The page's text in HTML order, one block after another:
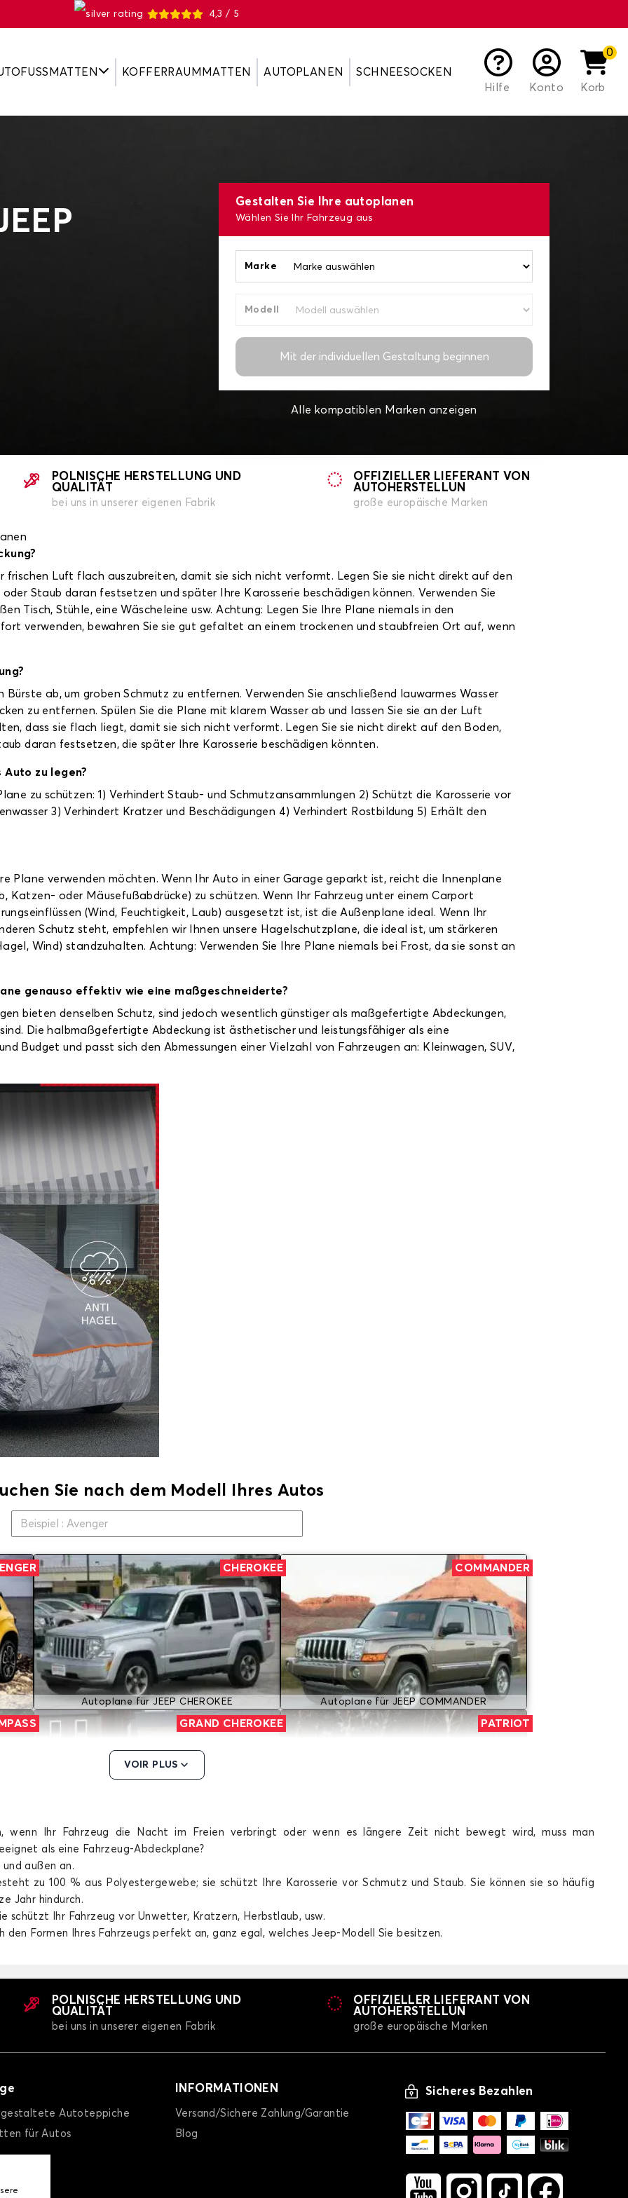
4,3 / 5
KOFFERRAUMMATTEN AUTOPLANEN
SCHNEESOCKEN
Hilfe
Konto
0
Korb
Gestalten Sie Ihre autoplanen
Wählen Sie Ihr Fahrzeug aus
Marke
Modell
Mit der individuellen Gestaltung beginnen
Alle kompatiblen Marken anzeigen
POLNISCHE HERSTELLUNG UND
QUALITÄT
bei uns in unserer eigenen Fabrik
OFFIZIELLER LIEFERANT VON
AUTOHERSTELLUN
große europäische Marken
frischen Luft flach auszubreiten, damit sie sich nicht verformt. Legen Sie sie nicht direkt auf den
Staub daran festsetzen und später Ihre Karosserie beschädigen können. Verwenden Sie
Tisch, Stühle, eine Wäscheleine usw. Achtung: Legen Sie Ihre Plane niemals in den
verwenden, bewahren Sie sie gut gefaltet an einem trockenen und staubfreien Ort auf, wenn
Bürste ab, um groben Schmutz zu entfernen. Verwenden Sie anschließend lauwarmes Wasser
zu entfernen. Spülen Sie die Plane mit klarem Wasser ab und lassen Sie sie an der Luft
dass sie flach liegt, damit sie sich nicht verformt. Legen Sie sie nicht direkt auf den Boden,
daran festsetzen, die später Ihre Karosserie beschädigen könnten.
Auto zu legen?
zu schützen: 1) Verhindert Staub- und Schmutzansammlungen 2) Schützt die Karosserie vor
3) Verhindert Kratzer und Beschädigungen 4) Verhindert Rostbildung 5) Erhält den
Plane verwenden möchten. Wenn Ihr Auto in einer Garage geparkt ist, reicht die Innenplane
Katzen- oder Mäusefußabdrücke) zu schützen. Wenn Ihr Fahrzeug unter einem Carport
(Wind, Feuchtigkeit, Laub) ausgesetzt ist, ist die Außenplane ideal. Wenn Ihr
Schutz steht, empfehlen wir Ihnen unsere Hagelschutzplane, die ideal ist, um stärkeren
Wind) standzuhalten. Achtung: Verwenden Sie Ihre Plane niemals bei Frost, da sie sonst an
genauso effektiv wie eine maßgeschneiderte?
bieten denselben Schutz, sind jedoch wesentlich günstiger als maßgefertigte Abdeckungen,
Die halbmaßgefertigte Abdeckung ist ästhetischer und leistungsfähiger als eine
Budget und passt sich den Abmessungen einer Vielzahl von Fahrzeugen an: Kleinwagen, SUV,
Sie nach dem Modell Ihres Autos
CHEROKEE
Autoplane für JEEP CHEROKEE
COMMANDER
Autoplane für JEEP COMMANDER
GRAND CHEROKEE
Autoplane für JEEP GRAND CHEROKEE
PATRIOT
RENEGADE
für JEEP RENEGADE
WRANGLER
Autoplane für JEEP WRANGLER
VOIR PLUS
wenn Ihr Fahrzeug die Nacht im Freien verbringt oder wenn es längere Zeit nicht bewegt wird, muss man
als eine Fahrzeug-Abdeckplane?
außen an.
zu 100 % aus Polyestergewebe; sie schützt Ihre Karosserie vor Schmutz und Staub. Sie können sie so häufig
Jahr hindurch.
schützt Ihr Fahrzeug vor Unwetter, Kratzern, Herbstlaub, usw.
Formen Ihres Fahrzeugs perfekt an, ganz egal, welches Jeep-Modell Sie besitzen.
POLNISCHE HERSTELLUNG UND
QUALITÄT
bei uns in unserer eigenen Fabrik
OFFIZIELLER LIEFERANT VON
AUTOHERSTELLUN
große europäische Marken
gestaltete Autoteppiche
für Autos
INFORMATIONEN
Versand/Sichere Zahlung/Garantie
Blog
Sicheres Bezahlen